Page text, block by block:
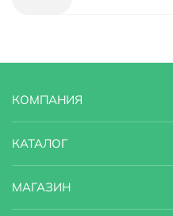
КОМПАНИЯ
КАТАЛОГ
МАГАЗИН